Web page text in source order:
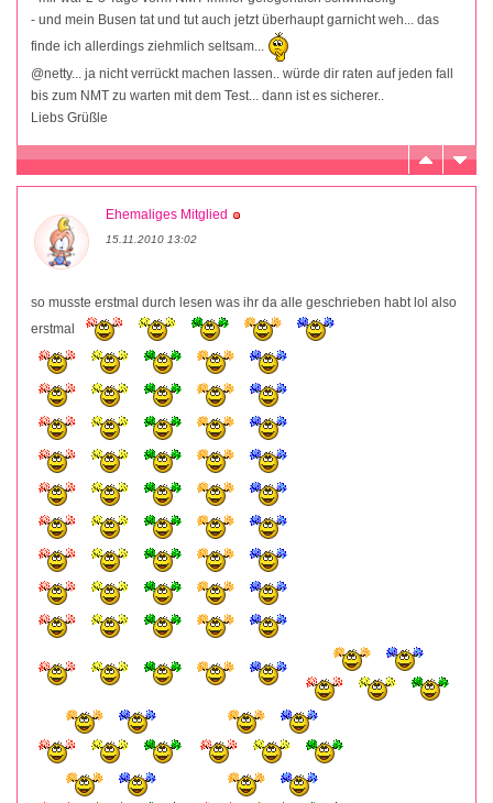
- und mein Busen tat und tut auch jetzt überhaupt garnicht weh... das
finde ich allerdings ziehmlich seltsam...
@netty... ja nicht verrückt machen lassen.. würde dir raten auf jeden fall
bis zum NMT zu warten mit dem Test... dann ist es sicherer..
Liebs Grüßle
Ehemaliges Mitglied
15.11.2010 13:02
so musste erstmal durch lesen was ihr da alle geschrieben habt lol also
erstmal